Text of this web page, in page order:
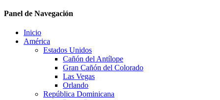
Panel de Navegación
Inicio
América
Estados Unidos
Cañón del Antílope
Gran Cañón del Colorado
Las Vegas
Orlando
República Dominicana